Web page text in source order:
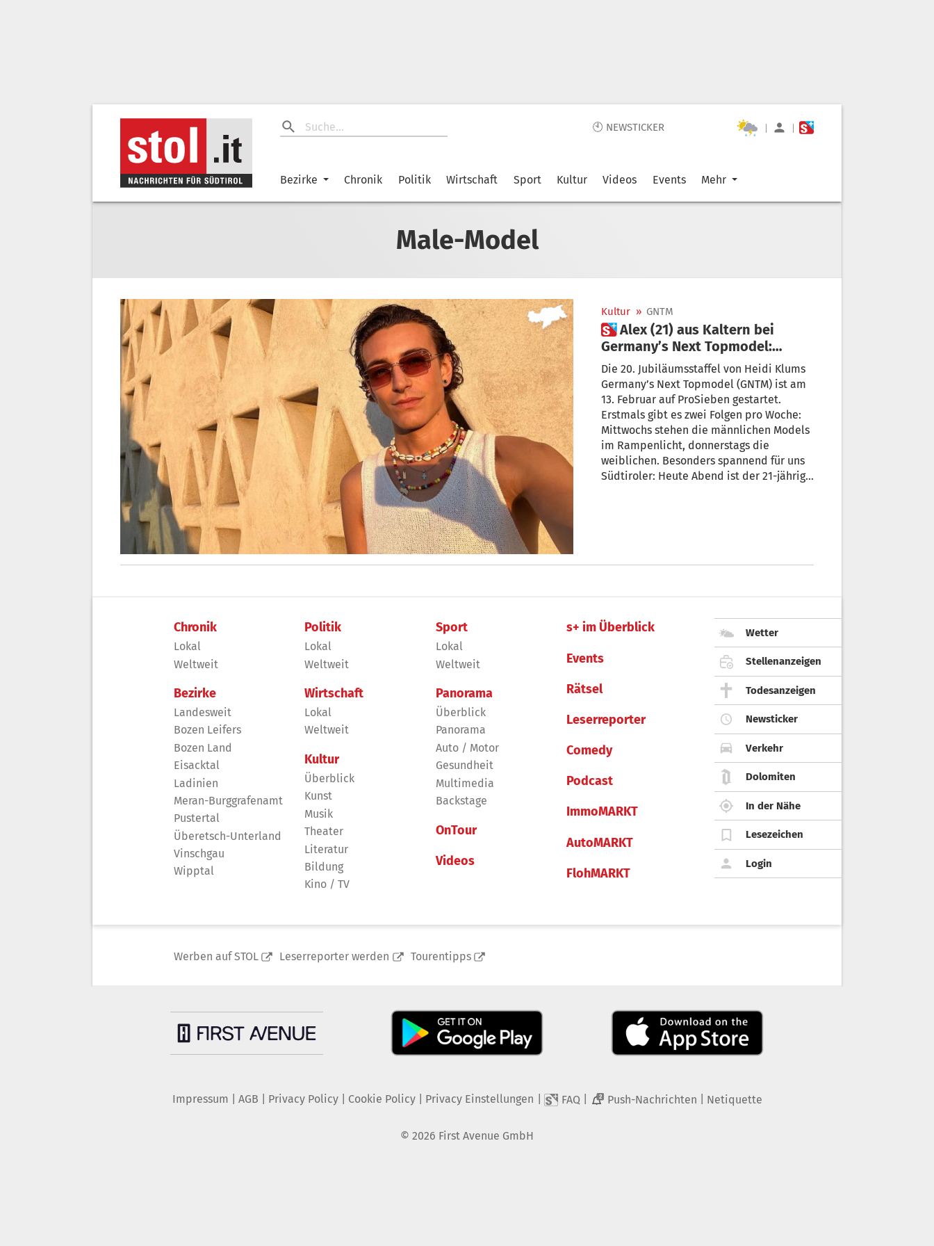
🕙 NEWSTICKER | |
Bezirke Chronik Politik Wirtschaft Sport Kultur Videos Events Mehr
Male-Model
Kultur » GNTM
 Alex (21) aus Kaltern bei
Germany’s Next Topmodel:
„Einfach gewaltig!“
Die 20. Jubiläumsstaffel von Heidi Klums
Germany’s Next Topmodel (GNTM) ist am
13. Februar auf ProSieben gestartet.
Erstmals gibt es zwei Folgen pro Woche:
Mittwochs stehen die männlichen Models
im Rampenlicht, donnerstags die
weiblichen. Besonders spannend für uns
Südtiroler: Heute Abend ist der 21-jährige
Chronik
Lokal
Weltweit
Bezirke
Landesweit
Bozen Leifers
Bozen Land
Eisacktal
Ladinien
Meran-Burggrafenamt
Pustertal
Überetsch-Unterland
Vinschgau
Wipptal
Politik
Lokal
Weltweit
Wirtschaft
Lokal
Weltweit
Kultur
Überblick
Kunst
Musik
Theater
Literatur
Bildung
Kino / TV
Sport
Lokal
Weltweit
Panorama
Überblick
Panorama
Auto / Motor
Gesundheit
Multimedia
Backstage
OnTour
Videos
s+ im Überblick
Events
Rätsel
Leserreporter
Comedy
Podcast
ImmoMARKT
AutoMARKT
FlohMARKT
Wetter
Stellenanzeigen
Todesanzeigen
Newsticker
Verkehr
Dolomiten
In der Nähe
Lesezeichen
Login
Werben auf STOL Leserreporter werden Tourentipps
Impressum AGB Privacy Policy| Cookie Policy| Privacy Einstellungen FAQ 2 Push-Nachrichten Netiquette
© 2026 First Avenue GmbH